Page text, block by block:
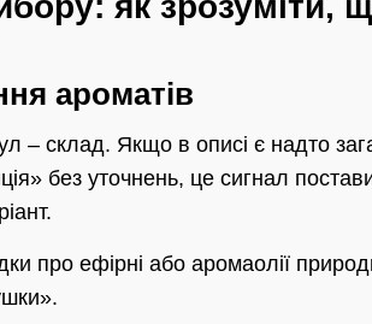
ароматів
– склад. Якщо в описі є надто
без уточнень, це сигнал
про ефірні або аромаолії